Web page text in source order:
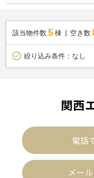
該当物件数 5棟 空き数
絞り込み条件： なし
関西
電話
メー